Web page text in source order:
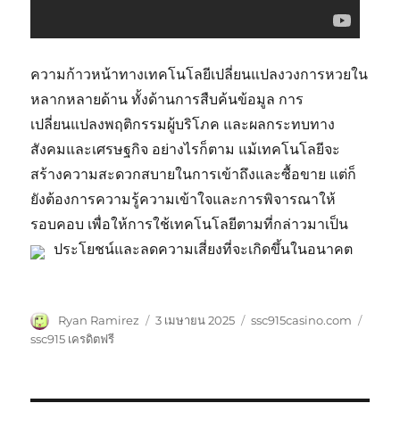
ความก้าวหน้าทางเทคโนโลยีเปลี่ยนแปลงวงการหวยใน
หลากหลายด้าน ทั้งด้านการสืบค้นข้อมูล การ
เปลี่ยนแปลงพฤติกรรมผู้บริโภค และผลกระทบทาง
สังคมและเศรษฐกิจ อย่างไรก็ตาม แม้เทคโนโลยีจะ
สร้างความสะดวกสบายในการเข้าถึงและซื้อขาย แต่ก็
ยังต้องการความรู้ความเข้าใจและการพิจารณาให้
รอบคอบ เพื่อให้การใช้เทคโนโลยีตามที่กล่าวมาเป็น
ประโยชน์และลดความเสี่ยงที่จะเกิดขึ้นในอนาคต
ผู้
เขียน
Ryan Ramirez
เขียน
3 เมษายน 2025
หมวด
ssc915casino.com
ssc915 เครดิตฟรี